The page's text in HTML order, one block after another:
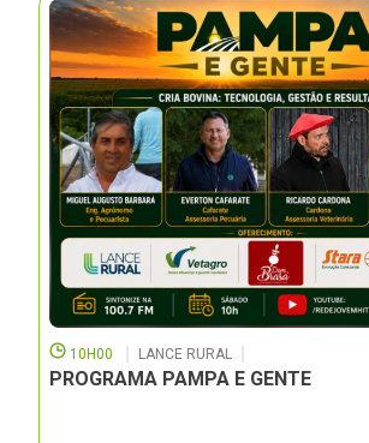
10H00 LANCE RURAL
PROGRAMA PAMPA E GENTE